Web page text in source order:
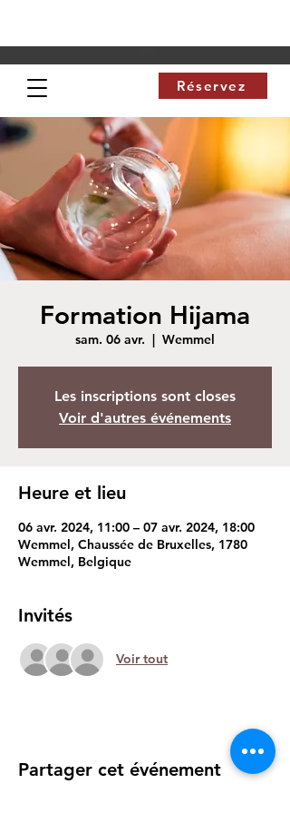
Réservez
Formation Hijama
sam. 06 avr.
  |
Wemmel
Les inscriptions sont closes
Voir d'autres événements
Heure et lieu
06 avr. 2024, 11:00 – 07 avr. 2024, 18:00
Wemmel, Chaussée de Bruxelles, 1780
Wemmel, Belgique
Invités
Voir tout
Partager cet événement